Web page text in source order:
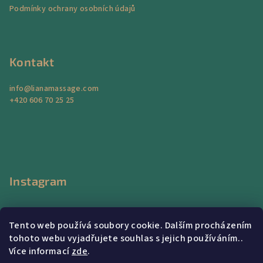
Tento web používá soubory cookie. Dalším procházením
tohoto webu vyjadřujete souhlas s jejich používáním..
Více informacízde.
Podmínky ochrany osobních údajů
Kontakt
info@lianamassage.com
+420 606 70 25 25
Instagram